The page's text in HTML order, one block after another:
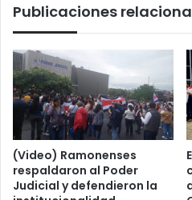
Publicaciones
(Video) Ramonenses
respaldaron al Poder
Judicial y defendieron la